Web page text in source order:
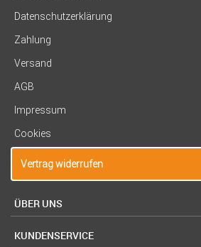
Datenschutzerklärung
Zahlung
Versand
AGB
Impressum
Cookies
Vertrag widerrufen
ÜBER UNS
KUNDENSERVICE